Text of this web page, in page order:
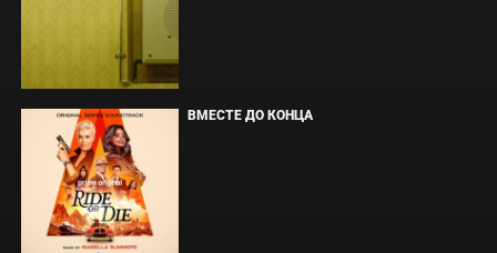
ВМЕСТЕ ДО КОНЦА